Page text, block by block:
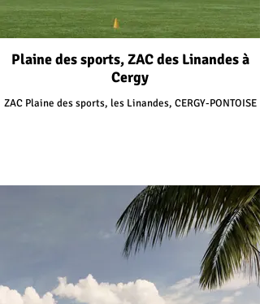
Plaine des sports, ZAC des Linandes à
Cergy
ZAC Plaine des sports, les Linandes, CERGY-PONTOISE